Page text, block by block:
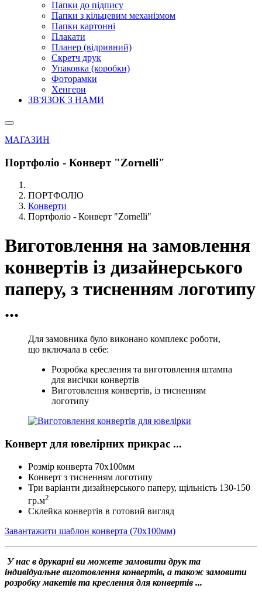
Папки до підпису
Папки з кільцевим механізмом
Папки картонні
Плакати
Планер (відривний)
Скретч друк
Упаковка (коробки)
Фоторамки
Хенгери
ЗВ'ЯЗОК З НАМИ
МАГАЗИН
Портфоліо - Конверт "Zornelli"
ПОРТФОЛІО
Конверти
Портфоліо - Конверт "Zornelli"
Виготовлення на замовлення
конвертів із дизайнерського
паперу, з тисненням логотипу
...
Для замовника було виконано комплекс роботи,
що включала в себе:
Розробка креслення та виготовлення штампа
для висічки конвертів
Виготовлення конвертів, із тисненням
логотипу
Конверт для ювелірних прикрас ...
Розмір конверта 70х100мм
Конверт з тисненням логотипу
Три варіанти дизайнерського паперу, щільність 130-150
гр.м2
Склейка конвертів в готовий вигляд
Завантажити шаблон конверта (70х100мм)
У нас в друкарні ви можете замовити друк та
індивідуальне виготовлення конвертів, а також замовити
розробку макетів та креслення для конвертів ...